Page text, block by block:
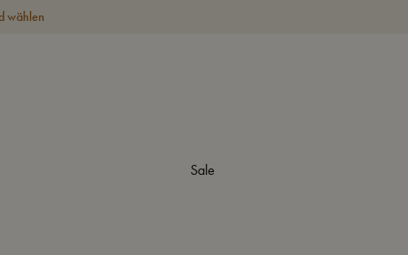
wählen
Sale